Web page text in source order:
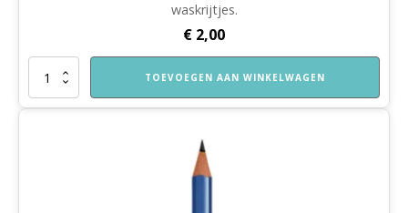
waskrijtjes.
€ 2,00
Dikke
inclusief
TOEVOEGEN AAN WINKELWAGEN